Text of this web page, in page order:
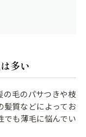
多い
の毛のパサつきや枝
髪質などによってお
でも薄毛に悩んでい